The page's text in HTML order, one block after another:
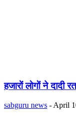
हजारों लोगों ने दादी
sabguru news - April